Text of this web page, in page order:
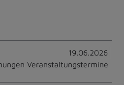
19.06.2026
Veranstaltungstermine